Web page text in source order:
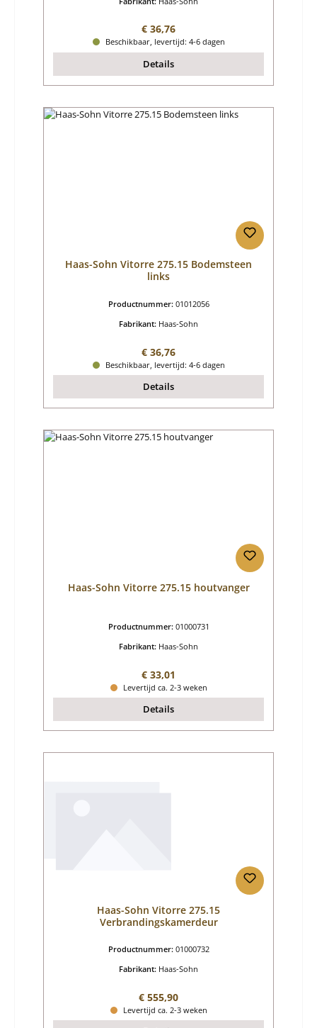
Normale prijs:
€ 36,76
Beschikbaar, levertijd: 4-6 dagen
Details
Haas-Sohn Vitorre 275.15 Bodemsteen
links
Productnummer: 01012056
Fabrikant: Haas-Sohn
Normale prijs:
€ 36,76
Beschikbaar, levertijd: 4-6 dagen
Details
Haas-Sohn Vitorre 275.15 houtvanger
Productnummer: 01000731
Fabrikant: Haas-Sohn
Normale prijs:
€ 33,01
Levertijd ca. 2-3 weken
Details
Haas-Sohn Vitorre 275.15
Verbrandingskamerdeur
Productnummer: 01000732
Fabrikant: Haas-Sohn
Normale prijs:
€ 555,90
Levertijd ca. 2-3 weken